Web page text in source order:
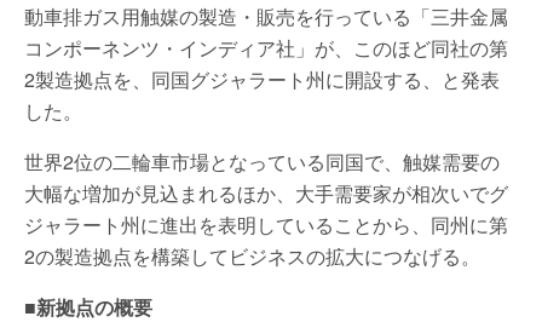
動車排ガス用触媒の製造・販売を行っている「三井金属
コンポーネンツ・インディア社」が、このほど同社の第
2製造拠点を、同国グジャラート州に開設する、と発表
した。
世界2位の二輪車市場となっている同国で、触媒需要の
大幅な増加が見込まれるほか、大手需要家が相次いでグ
ジャラート州に進出を表明していることから、同州に第
2の製造拠点を構築してビジネスの拡大につなげる。
■新拠点の概要